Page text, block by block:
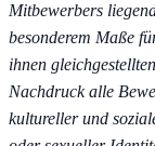
Mitbewerbers
besonderem Maße
ihnen
Nachdruck alle
kultureller und